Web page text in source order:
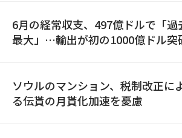
6月の経常収支、497億ドルで「過
最大」…輸出が初の1000億ドル突
ソウルのマンション、税制改正に
る伝貰の月貰化加速を憂慮